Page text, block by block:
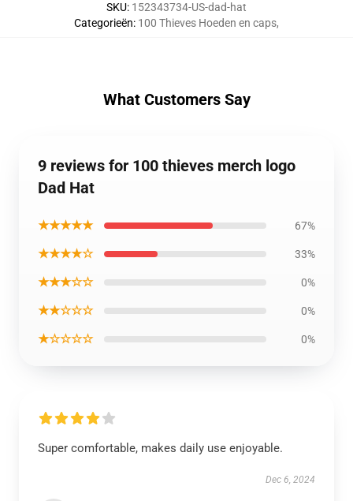
SKU: 152343734-US-dad-hat
Categorieën: 100 Thieves Hoeden en caps,
What Customers Say
9 reviews for 100 thieves merch logo
Dad Hat
★★★★★ 67%
★★★★☆ 33%
★★★☆☆ 0%
★★☆☆☆ 0%
★☆☆☆☆ 0%
Super comfortable, makes daily use enjoyable.
Dec 6, 2024